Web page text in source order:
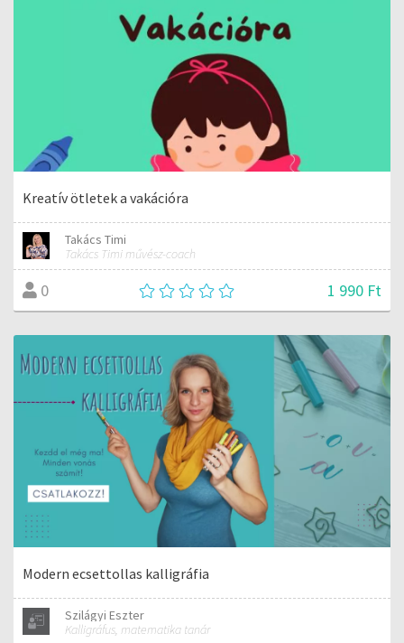
Kreatív ötletek a vakációra
Takács Timi
Takács Timi művész-coach
0 1 990 Ft
Modern ecsettollas kalligráfia
Szilágyi Eszter
Kalligráfus, matematika tanár